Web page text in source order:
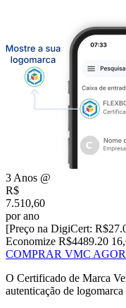
3 Anos @
R$
7.510,60
por ano
[Preço na DigiCert: R$
Economize R$4489.20
COMPRAR VMC
O Certificado de Marca
autenticação de logomarca